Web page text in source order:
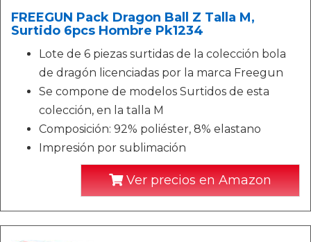
FREEGUN Pack Dragon Ball Z Talla M,
Surtido 6pcs Hombre Pk1234
Lote de 6 piezas surtidas de la colección bola
de dragón licenciadas por la marca Freegun
Se compone de modelos Surtidos de esta
colección, en la talla M
Composición: 92% poliéster, 8% elastano
Impresión por sublimación
Ver precios en Amazon